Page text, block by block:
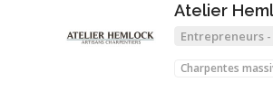
Atelier
Entrepreneurs
Charpentes